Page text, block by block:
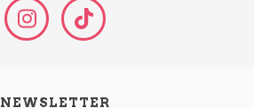
NEWSLETTER